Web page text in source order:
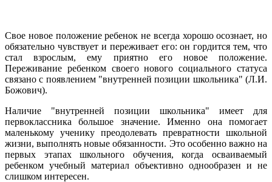
Свое новое положение ребенок не всегда хорошо осознает, но
обязательно чувствует и переживает его: он гордится тем, что
стал взрослым, ему приятно его новое положение.
Переживание ребенком своего нового социального статуса
связано с появлением "внутренней позиции школьника" (Л.И.
Божович).
Наличие "внутренней позиции школьника" имеет для
первоклассника большое значение. Именно она помогает
маленькому ученику преодолевать превратности школьной
жизни, выполнять новые обязанности. Это особенно важно на
первых этапах школьного обучения, когда осваиваемый
ребенком учебный материал объективно однообразен и не
слишком интересен.